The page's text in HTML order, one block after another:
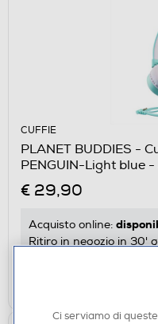
CUFFIE
PLANET BUDDIES -
PENGUIN-Light blue
€ 29,90
Acquisto online:
Ritiro in negozio in 30'
Ci serviamo di